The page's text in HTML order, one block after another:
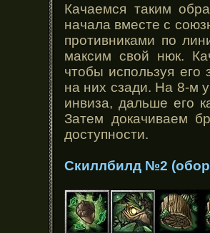
Качаемся таким
начала вместе с
противниками по
максим свой нюк.
чтобы используя его
на них сзади. На 8-м
инвиза, дальше его
Затем докачиваем
доступности.
Скиллбилд №2